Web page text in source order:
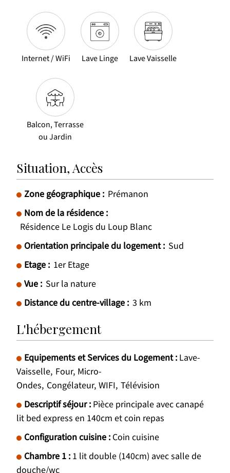
Internet / WiFi Lave Linge Lave Vaisselle
Balcon, Terrasse
ou Jardin
Situation, Accès
Zone géographique : Prémanon
Nom de la résidence :
Résidence Le Logis du Loup Blanc
Orientation principale du logement : Sud
Etage : 1er Etage
Vue : Sur la nature
Distance du centre-village : 3 km
L'hébergement
Equipements et Services du Logement: Lave-
Vaisselle Four Micro-
Ondes Congélateur WIFI Télévision
Descriptif séjour: Pièce principale avec canapé
lit bed express en 140cm et coin repas
Configuration cuisine : Coin cuisine
Chambre 1 : 1 lit double (140cm) avec salle de
douche/wc